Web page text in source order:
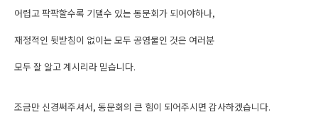
어렵고 팍팍할수록 기댈수 있는 동문회가 되어야하나,
재정적인 뒷받침이 없이는 모두 공염물인 것은 여러분
모두 잘 알고 계시리라 믿습니다.
조금만 신경써주셔서, 동문회의 큰 힘이 되어주시면 감사하겠습니다.